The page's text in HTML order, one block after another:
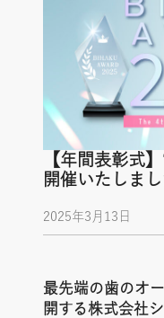
【年間表彰式
開催いたしま
2025年3月13日
最先端の歯のオ
開する株式会社